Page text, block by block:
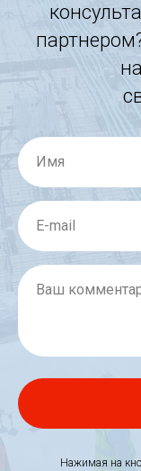
Имя
E-mail
Ваш
Нажимая на